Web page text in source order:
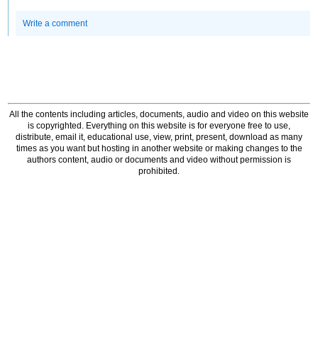
Write a comment
All the contents including articles, documents, audio and video on this website
is copyrighted. Everything on this website is for everyone free to use,
distribute, email it, educational use, view, print, present, download as many
times as you want but hosting in another website or making changes to the
authors content, audio or documents and video without permission is
prohibited.